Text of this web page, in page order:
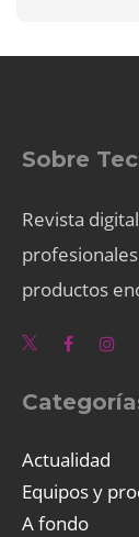
Sobre
Revista
productos
Actualidad
Equipos y
A fondo